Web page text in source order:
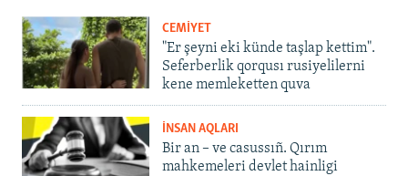
CEMİYET
"Er şeyni eki künde taşlap kettim".
Seferberlik qorqusı rusiyelilerni
kene memleketten quva
İNSAN AQLARI
Bir an – ve casussıñ. Qırım
mahkemeleri devlet hainligi